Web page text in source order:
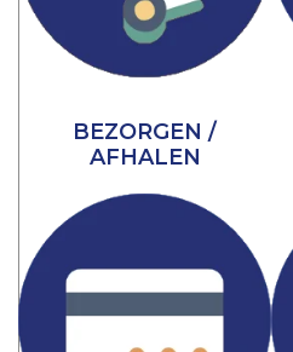
BEZORGEN /
AFHALEN